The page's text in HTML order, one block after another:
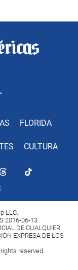
FLORIDA
CULTURA
LLC.
2016-06-13
DE CUALQUIER
EXPRESA DE LOS
reserved